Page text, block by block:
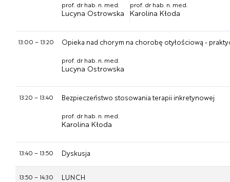
prof. dr hab. n. med.
Lucyna Ostrowska
prof. dr hab. n. med.
Karolina Kłoda
13:00 – 13:20 Opieka nad chorym na chorobę otyłościową -
prof. dr hab. n. med.
Lucyna Ostrowska
13:20 – 13:40 Bezpieczeństwo stosowania terapii inkretynowej
prof. dr hab. n. med.
Karolina Kłoda
13:40 – 13:50 Dyskusja
13:50 – 14:30 LUNCH